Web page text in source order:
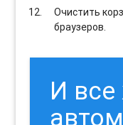
Очистить
браузеров.
И